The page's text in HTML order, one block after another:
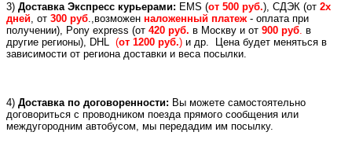
3) Доставка Экспресс курьерами: EMS (от 500 руб.), СДЭК (от 2х
дней, от 300 руб.,возможен наложенный платеж- оплата при
получении), Pony express (от 420 руб. в Москву и от 900 руб. в
другие регионы), DHL (от 1200 руб.) и др.
Цена будет меняться в
зависимости от региона доставки и веса посылки.
4) Доставка по договоренности: Вы можете самостоятельно
договориться с проводником поезда прямого сообщения или
междугородним автобусом, мы передадим им посылку.